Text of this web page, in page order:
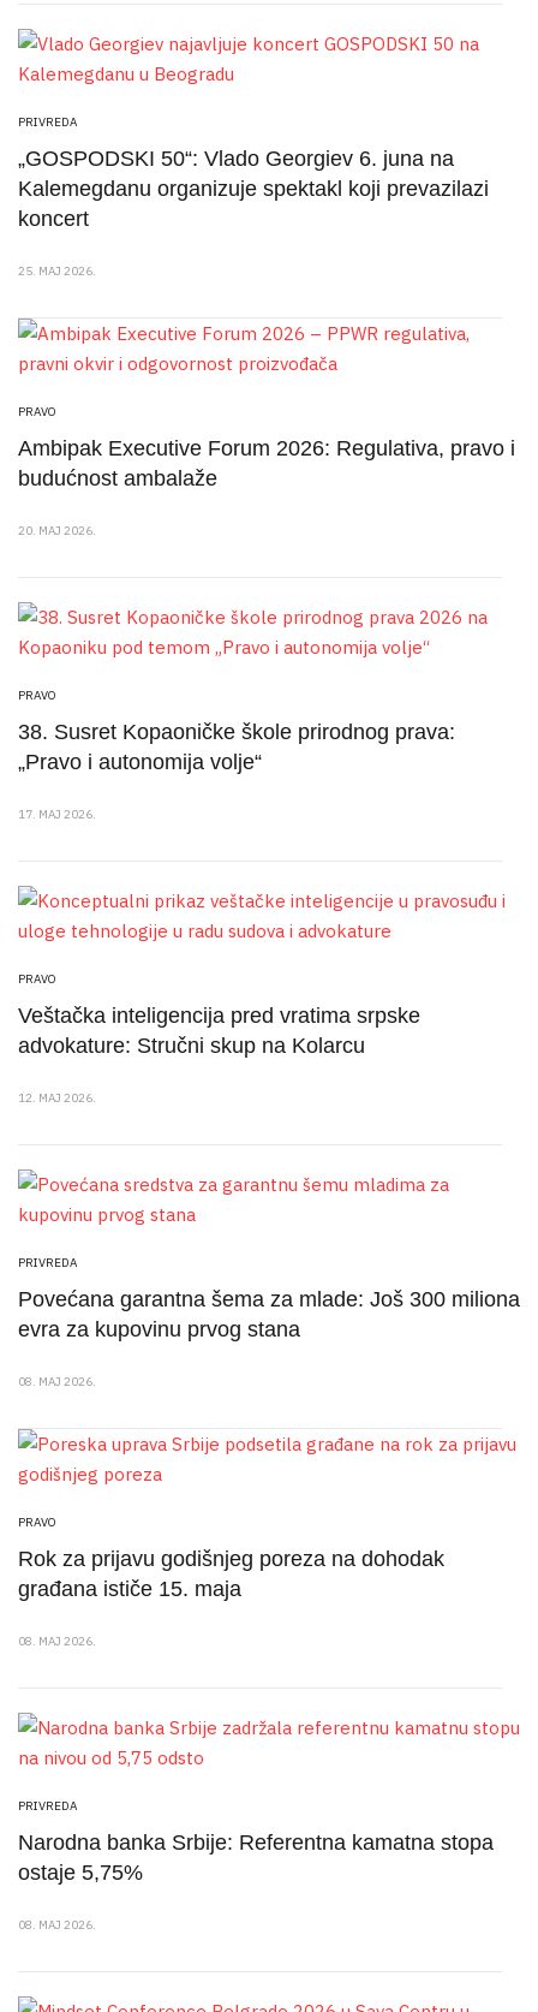
PRIVREDA
„GOSPODSKI 50“: Vlado Georgiev 6. juna na
Kalemegdanu organizuje spektakl koji prevazilazi
koncert
25. MAJ 2026.
PRAVO
Ambipak Executive Forum 2026: Regulativa, pravo i
budućnost ambalaže
20. MAJ 2026.
PRAVO
38. Susret Kopaoničke škole prirodnog prava:
„Pravo i autonomija volje“
17. MAJ 2026.
PRAVO
Veštačka inteligencija pred vratima srpske
advokature: Stručni skup na Kolarcu
12. MAJ 2026.
PRIVREDA
Povećana garantna šema za mlade: Još 300 miliona
evra za kupovinu prvog stana
08. MAJ 2026.
PRAVO
Rok za prijavu godišnjeg poreza na dohodak
građana ističe 15. maja
08. MAJ 2026.
PRIVREDA
Narodna banka Srbije: Referentna kamatna stopa
ostaje 5,75%
08. MAJ 2026.